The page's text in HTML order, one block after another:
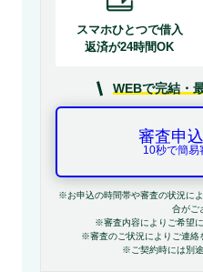
スマホひとつで借入
返済が24時間OK
WEBで完結・
審査申
10秒で簡易
※お申込の時間帯や審査の状況に
合がご
※審査内容によりご希望
※審査のご状況によりご連絡
※ご契約時には別